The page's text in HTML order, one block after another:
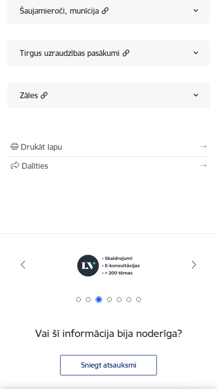
Šaujamieroči, munīcija
Tirgus uzraudzības pasākumi
Zāles
Drukāt lapu
Dalīties
Vai šī informācija bija noderīga?
Sniegt atsauksmi